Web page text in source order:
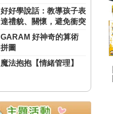
NT$277
好好學說話：教導孩子表
達禮貌、關懷，避免衝突
的溝通方法（附18張好
人緣互動遊戲圖卡）
NT$237
GARAM 好神奇的算術
拼圖
NT$221
魔法抱抱【情緒管理】
NT$221